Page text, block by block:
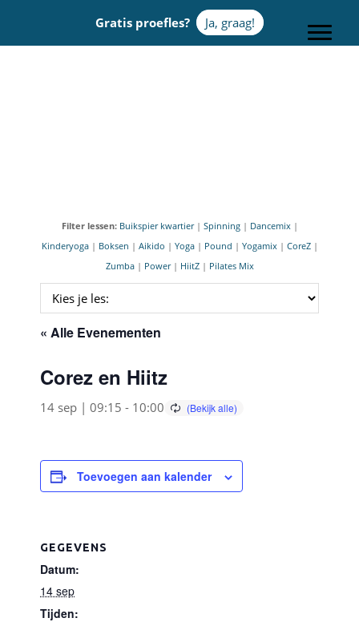
Gratis proefles? Ja, graag!
Filter lessen: Buikspier kwartier| Spinning| Dancemix|
Kinderyoga| Boksen | Aikido | Yoga| Pound | Yogamix| CoreZ|
Zumba| Power| HiitZ| Pilates Mix
« Alle Evenementen
Corez en Hiitz
14 sep | 09:15 - 10:00
Toevoegen aan kalender
GEGEVENS
Datum:
14 sep
Tijden: